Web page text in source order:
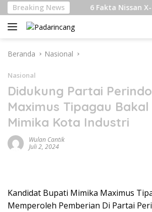
Langsung
ke
konten
Breaking News 6 Fakta Nissan X-Trail
Beranda Nasional
Nasional
Didukung Partai
Maximus Tipagau
Mimika Kota Industri
Wulan Cantik
Juli 2, 2024
Kandidat Bupati Mimika Maximus
Memperoleh Pemberian Di Partai